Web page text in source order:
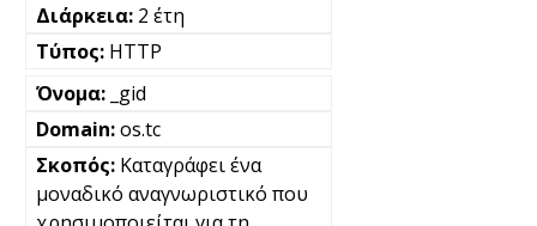
2 έτη
HTTP
_gid
os.tc
Καταγράφει ένα
μοναδικό αναγνωριστικό που